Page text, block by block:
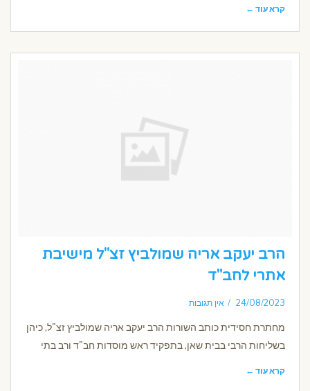
קרא עוד ←
הרב יעקב אריה שמולביץ זצ"ל מישיבת
אתרי לחב"ד
24/08/2023 אין תגובות
מחתרת חסידית כותב השורות הרב יעקב אריה שמולביץ זצ"ל, כיהן
בשליחות הרבי בבית שאן, בתפקיד ראש מוסדות חב"ד ורב בתי
קרא עוד ←